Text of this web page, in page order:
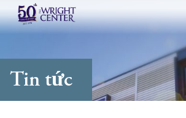
Bỏ
qua
điều
Tin tức